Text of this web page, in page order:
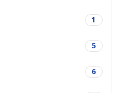
1
5
6